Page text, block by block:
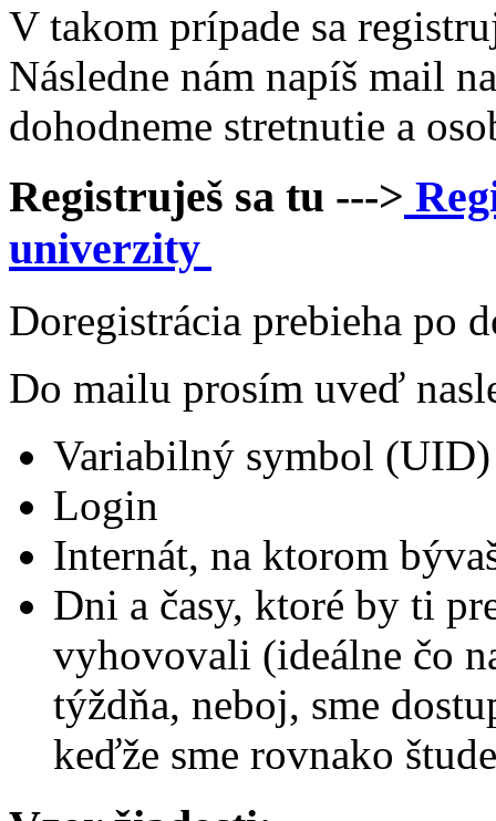
V takom prípade sa
Následne nám napíš mail
dohodneme stretnutie a
Registruješ sa tu --->
univerzity
​Doregistrácia prebieha po
Do mailu prosím uveď
Variabilný symbol (UID)
Login
Internát, na ktorom
Dni a časy, ktoré by ti
vyhovovali (ideálne čo
týždňa, neboj, sme
keďže sme rovnako